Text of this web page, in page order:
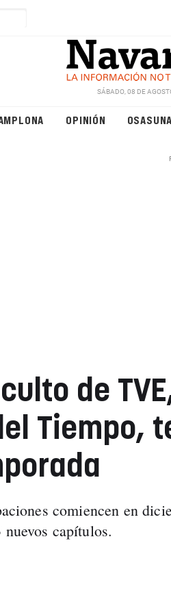
SÁBADO, 08 DE
OPINIÓN OSASUNA
de
Tiempo,
comiencen en
capítulos.